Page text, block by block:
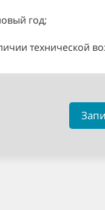
год;
технической